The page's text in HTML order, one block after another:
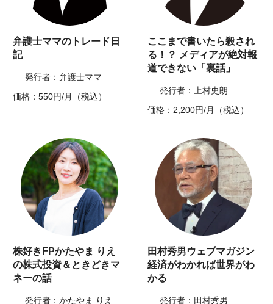
弁護士ママのトレード日
記
発行者：弁護士ママ
価格：550円/月（税込）
ここまで書いたら殺され
る！？ メディアが絶対報
道できない「裏話」
発行者：上村史朗
価格：2,200円/月（税込）
株好きFPかたやま りえ
の株式投資＆ときどきマ
ネーの話
発行者：かたやま りえ
田村秀男ウェブマガジン
経済がわかれば世界がわ
かる
発行者：田村秀男